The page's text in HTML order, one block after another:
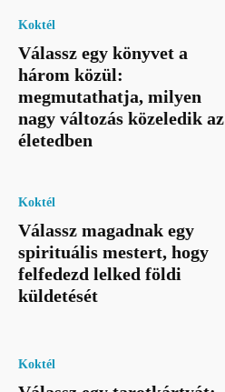
Koktél
Válassz egy könyvet a
három közül:
megmutathatja, milyen
nagy változás közeledik az
életedben
Koktél
Válassz magadnak egy
spirituális mestert, hogy
felfedezd lelked földi
küldetését
Koktél